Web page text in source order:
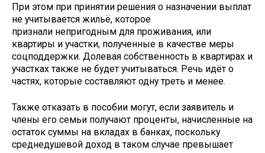
При этом при принятии решения о назначении выплат
не учитывается жильё, которое
признали непригодным для проживания, или
квартиры и участки, полученные в качестве меры
соцподдержки. Долевая собственность в квартирах и
участках также не будет учитываться. Речь идёт о
частях, которые составляют одну треть и менее.
Также отказать в пособии могут, если заявитель и
члены его семьи получают проценты, начисленные на
остаток суммы на вкладах в банках, поскольку
среднедушевой доход в таком случае превышает